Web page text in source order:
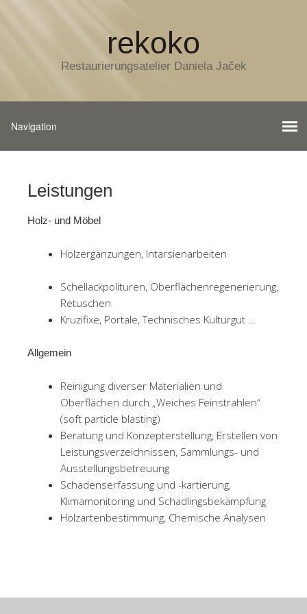
rekoko
Restaurierungsatelier Daniela Jaček
Leistungen
Holz- und Möbel
Holzergänzungen, Intarsienarbeiten
Schellackpolituren, Oberflächenregenerierung,
Retuschen
Kruzifixe, Portale, Technisches Kulturgut …
Allgemein
Reinigung diverser Materialien und
Oberflächen durch „Weiches Feinstrahlen“
(soft particle blasting)
Beratung und Konzepterstellung, Erstellen von
Leistungsverzeichnissen, Sammlungs- und
Ausstellungsbetreuung
Schadenserfassung und -kartierung,
Klimamonitoring und Schädlingsbekämpfung
Holzartenbestimmung, Chemische Analysen